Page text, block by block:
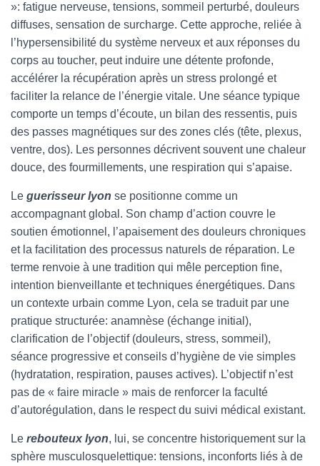
»: fatigue nerveuse, tensions, sommeil perturbé, douleurs
diffuses, sensation de surcharge. Cette approche, reliée à
l’hypersensibilité du système nerveux et aux réponses du
corps au toucher, peut induire une détente profonde,
accélérer la récupération après un stress prolongé et
faciliter la relance de l’énergie vitale. Une séance typique
comporte un temps d’écoute, un bilan des ressentis, puis
des passes magnétiques sur des zones clés (tête, plexus,
ventre, dos). Les personnes décrivent souvent une chaleur
douce, des fourmillements, une respiration qui s’apaise.
Le guerisseur lyon se positionne comme un
accompagnant global. Son champ d’action couvre le
soutien émotionnel, l’apaisement des douleurs chroniques
et la facilitation des processus naturels de réparation. Le
terme renvoie à une tradition qui mêle perception fine,
intention bienveillante et techniques énergétiques. Dans
un contexte urbain comme Lyon, cela se traduit par une
pratique structurée: anamnèse (échange initial),
clarification de l’objectif (douleurs, stress, sommeil),
séance progressive et conseils d’hygiène de vie simples
(hydratation, respiration, pauses actives). L’objectif n’est
pas de « faire miracle » mais de renforcer la faculté
d’autorégulation, dans le respect du suivi médical existant.
Le rebouteux lyon, lui, se concentre historiquement sur la
sphère musculosquelettique: tensions, inconforts liés à de